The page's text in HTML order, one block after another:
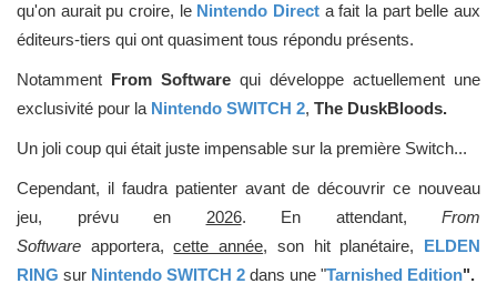
qu'on aurait pu croire, le Nintendo Direct a fait la part belle aux
éditeurs-tiers qui ont quasiment tous répondu présents.
Notamment From Software qui développe actuellement une
exclusivité pour la Nintendo SWITCH 2, The DuskBloods.
Un joli coup qui était juste impensable sur la première Switch...
Cependant, il faudra patienter avant de découvrir ce nouveau
jeu, prévu en 2026. En attendant, From
Software apportera,cette année, son hit planétaire, ELDEN
RING sur Nintendo SWITCH 2 dans une "Tarnished Edition".